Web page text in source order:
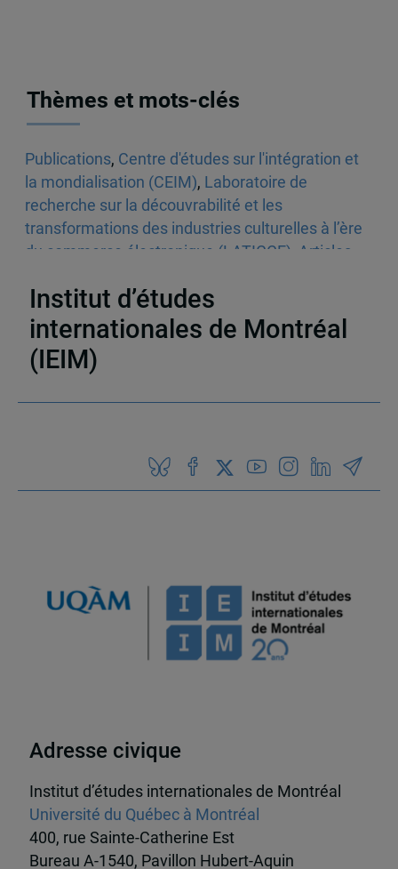
Thèmes et mots-clés
Publications, Centre d'études sur l'intégration et
la mondialisation (CEIM), Laboratoire de
recherche sur la découvrabilité et les
transformations des industries culturelles à l’ère
du commerce électronique (LATICCE)
Articles
Institut d’études
internationales de Montréal
(IEIM)
Adresse civique
Institut d’études internationales de Montréal
Université du Québec à Montréal
400, rue Sainte-Catherine Est
Bureau A-1540, Pavillon Hubert-Aquin